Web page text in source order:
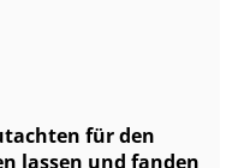
für den
lassen und fanden